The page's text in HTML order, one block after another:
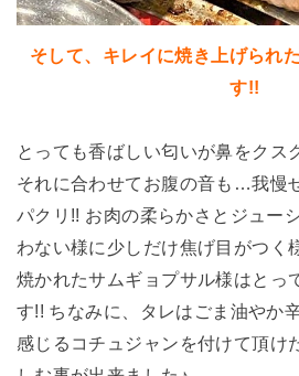
そして、キレイに焼き上げられ
す!!
とっても香ばしい匂いが鼻をク
それに合わせてお腹の音も…我慢
パクリ!! お肉の柔らかさとジュー
わない様に少しだけ焦げ目がつく
焼かれたサムギョプサル様はとっ
す!! ちなみに、タレはごま油やか
感じるコチュジャンを付けて頂け